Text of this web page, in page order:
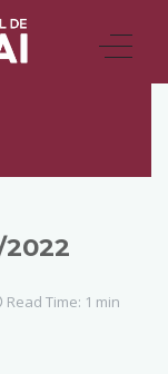
Read Time: 1 min